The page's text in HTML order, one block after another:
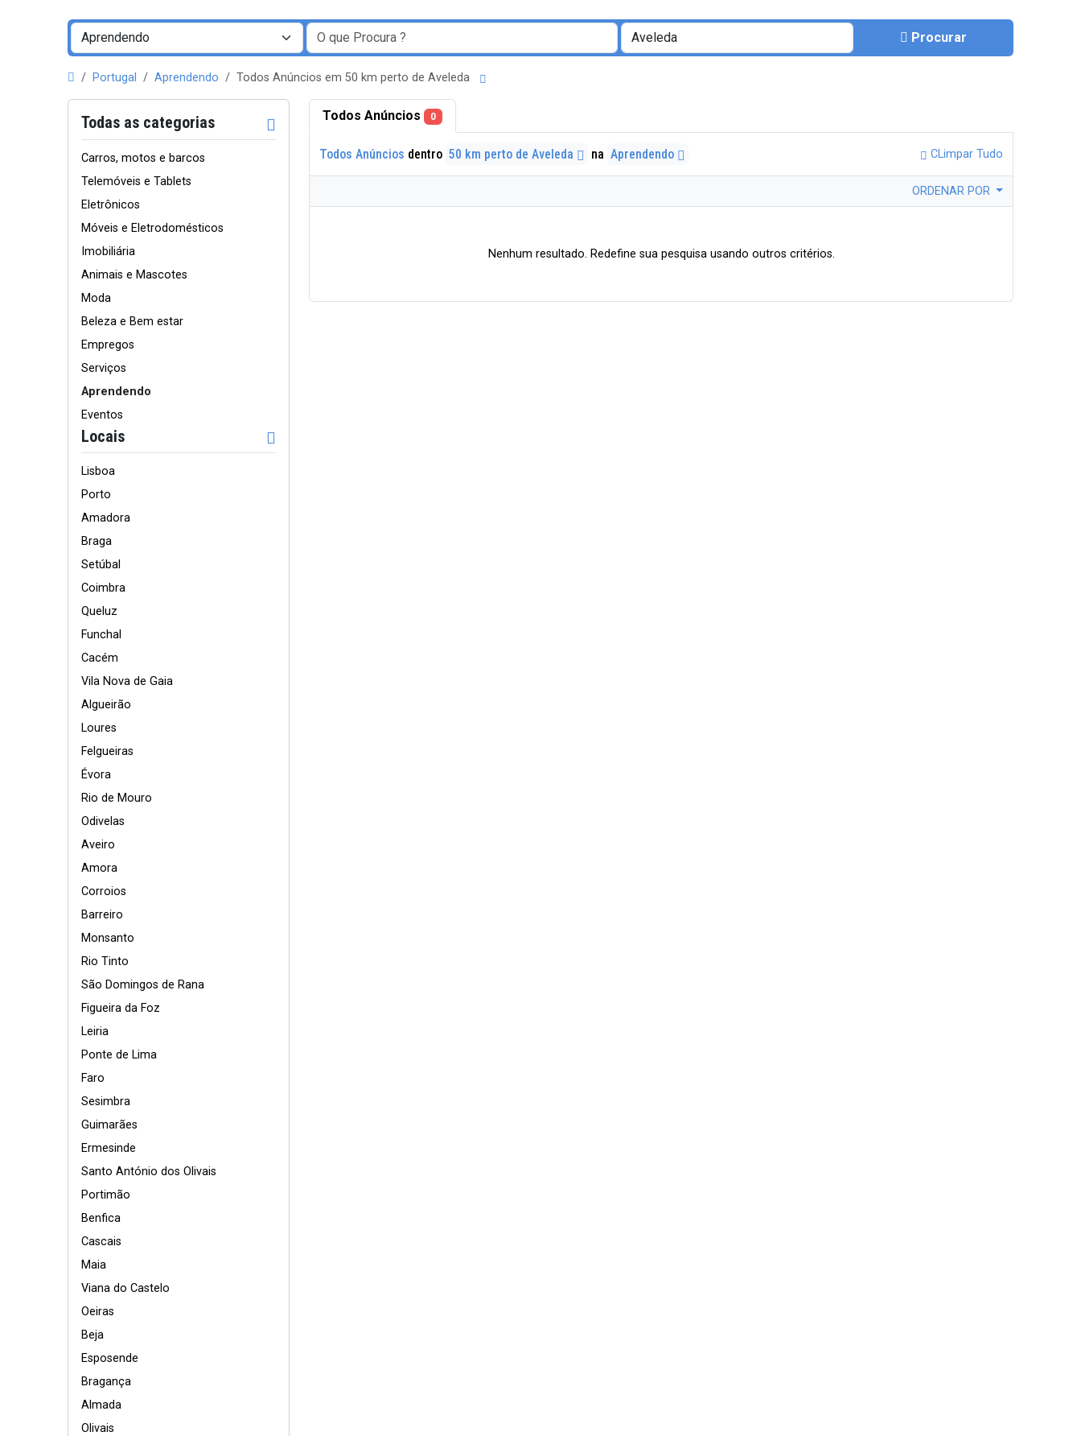
Procurar
Portugal Aprendendo Todos Anúncios em 50 km perto de Aveleda
Todas as categorias
Carros, motos e barcos
Telemóveis e Tablets
Eletrônicos
Móveis e Eletrodomésticos
Imobiliária
Animais e Mascotes
Moda
Beleza e Bem estar
Empregos
Serviços
Aprendendo
Eventos
Locais
Lisboa
Porto
Amadora
Braga
Setúbal
Coimbra
Queluz
Funchal
Cacém
Vila Nova de Gaia
Algueirão
Loures
Felgueiras
Évora
Rio de Mouro
Odivelas
Aveiro
Amora
Corroios
Barreiro
Monsanto
Rio Tinto
São Domingos de Rana
Figueira da Foz
Leiria
Ponte de Lima
Faro
Sesimbra
Guimarães
Ermesinde
Santo António dos Olivais
Portimão
Benfica
Cascais
Maia
Viana do Castelo
Oeiras
Beja
Esposende
Bragança
Almada
Olivais
Todos Anúncios 0
Todos Anúncios dentro 50 km perto de Aveleda na Aprendendo CLimpar Tudo
ORDENAR POR
Nenhum resultado. Redefine sua pesquisa usando outros critérios.